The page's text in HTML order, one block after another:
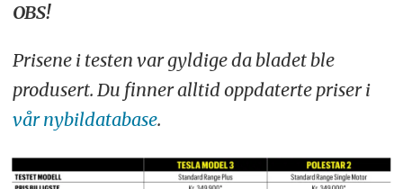
OBS!
Prisene i testen var gyldige da bladet ble
produsert. Du finner alltid oppdaterte priser i
vår nybildatabase.